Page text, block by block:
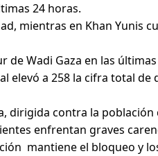
24 horas.
mientras en Khan Yunis
Wadi Gaza en las
a 258 la cifra total de
dirigida contra la población
enfrentan graves
mantiene el bloqueo y